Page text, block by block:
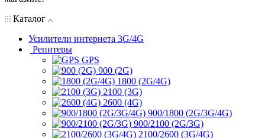
Каталог
Усилители интернета 3G/4G
Репитеры
GPS
900 (2G)
1800 (2G/4G)
2100 (3G)
2600 (4G)
900/1800 (2G/3G/4G)
900/2100 (2G/3G)
2100/2600 (3G/4G)